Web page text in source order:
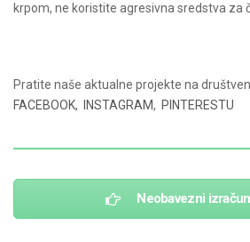
krpom, ne koristite agresivna sredstva za
Pratite naše aktualne projekte na
FACEBOOK, INSTAGRAM, PINTERESTU
Neobavezni